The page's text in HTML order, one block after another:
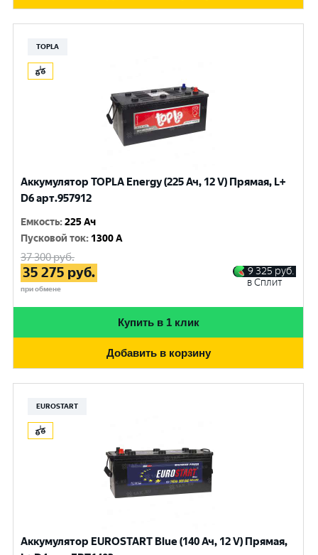
TOPLA
Аккумулятор TOPLA Energy (225 Ач, 12 V) Прямая, L+
D6 арт.957912
Емкость:225 Ач
Пусковой ток: 1300 A
37 300руб.
35 275 руб.
при обмене
9 325 руб.
в Сплит
Купить в 1 клик
Добавить в корзину
EUROSTART
Аккумулятор EUROSTART Blue (140 Ач, 12 V) Прямая,